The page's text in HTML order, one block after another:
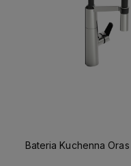
Bateria Kuchenna Oras